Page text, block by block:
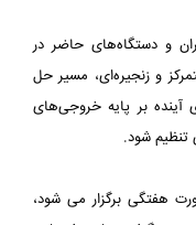
و دستگاه‌های حاضر در
و زنجیره‌ای، مسیر حل
آینده بر پایه خروجی‌های
تنظیم شود.
هفتگی برگزار می شود،